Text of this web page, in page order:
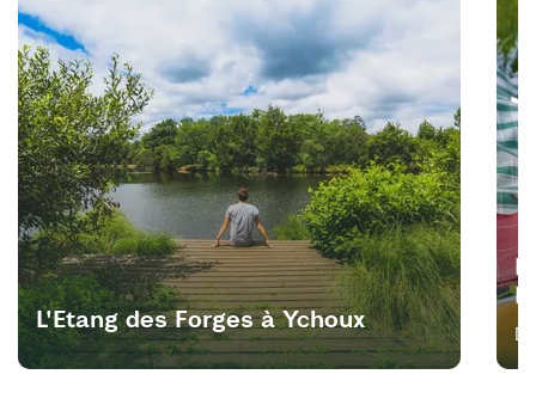
L'Etang des Forges à Ychoux